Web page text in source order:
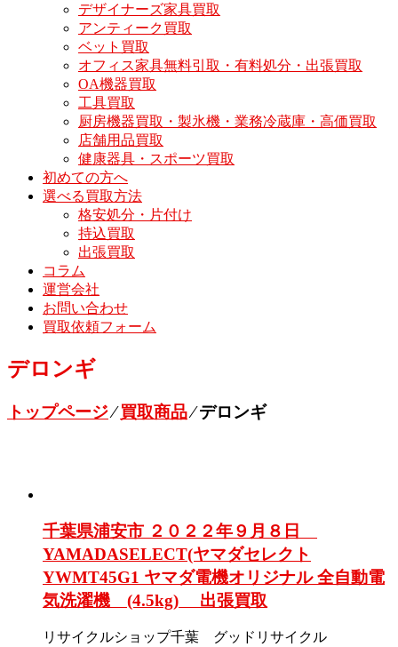
デザイナーズ家具買取
アンティーク買取
ベット買取
オフィス家具無料引取・有料処分・出張買取
OA機器買取
工具買取
厨房機器買取・製氷機・業務冷蔵庫・高価買取
店舗用品買取
健康器具・スポーツ買取
初めての方へ
選べる買取方法
格安処分・片付け
持込買取
出張買取
コラム
運営会社
お問い合わせ
買取依頼フォーム
デロンギ
トップページ⁄買取商品⁄デロンギ
千葉県浦安市 ２０２２年９月８日
YAMADASELECT(ヤマダセレクト
YWMT45G1 ヤマダ電機オリジナル 全自動電
気洗濯機 (4.5kg) 出張買取
リサイクルショップ千葉 グッドリサイクル